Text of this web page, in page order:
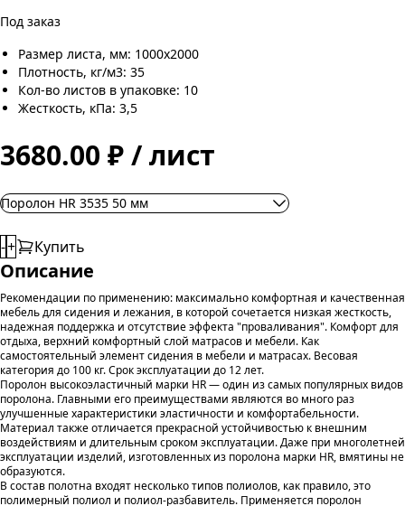
Под заказ
Размер листа, мм: 1000х2000
Плотность, кг/м3: 35
Кол-во листов в упаковке: 10
Жесткость, кПа: 3,5
3680.00 ₽ / лист
Поролон HR 3535 50 мм
-+ Купить
Описание
Рекомендации по применению: максимально комфортная и качественная
мебель для сидения и лежания, в которой сочетается низкая жесткость,
надежная поддержка и отсутствие эффекта "проваливания". Комфорт для
отдыха, верхний комфортный слой матрасов и мебели. Как
самостоятельный элемент сидения в мебели и матрасах. Весовая
категория до 100 кг. Срок эксплуатации до 12 лет.
Поролон высокоэластичный марки HR — один из самых популярных видов
поролона. Главными его преимуществами являются во много раз
улучшенные характеристики эластичности и комфортабельности.
Материал также отличается прекрасной устойчивостью к внешним
воздействиям и длительным сроком эксплуатации. Даже при многолетней
эксплуатации изделий, изготовленных из поролона марки HR, вмятины не
образуются.
В состав полотна входят несколько типов полиолов, как правило, это
полимерный полиол и полиол-разбавитель. Применяется поролон